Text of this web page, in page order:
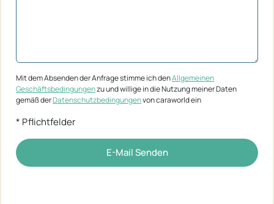
Mit dem Absenden der Anfrage stimme ich denAllgemeinen
Geschäftsbedingungenzu und willige in die Nutzung meiner Daten
gemäß derDatenschutzbedingungenvon caraworld ein
* Pflichtfelder
E-Mail Senden